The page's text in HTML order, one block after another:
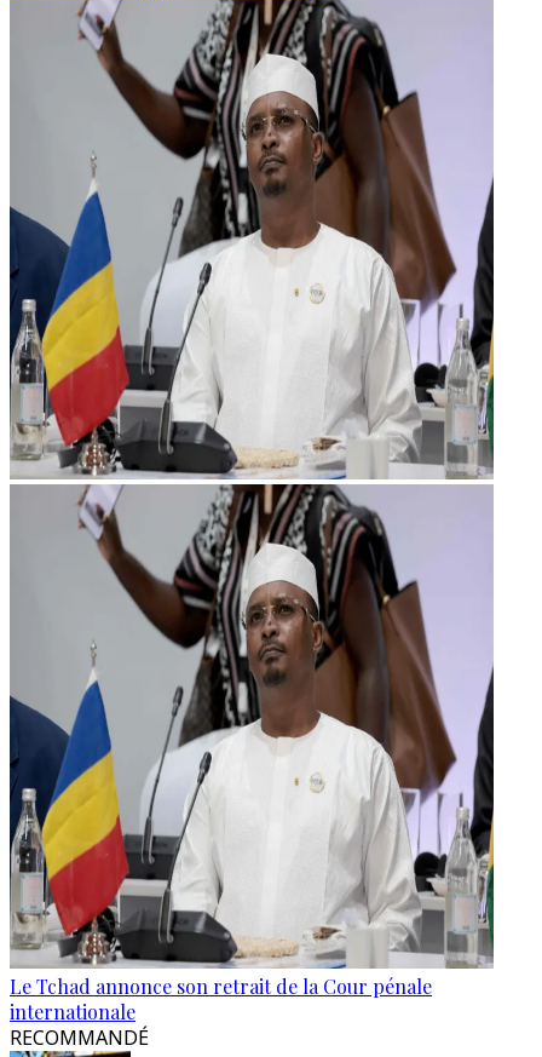
Le Tchad annonce son retrait de la Cour pénale
internationale
RECOMMANDÉ